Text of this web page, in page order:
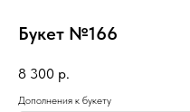
Букет №166
8 300 р.
Дополнения к букету